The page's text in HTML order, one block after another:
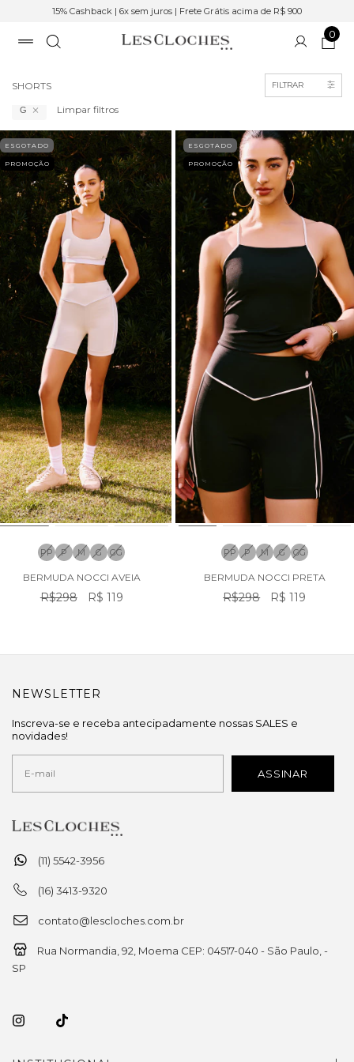
15% Cashback | 6x sem juros | Frete Grátis acima de R$ 900
0
Início >
SHORTS FILTRAR
G Limpar filtros
ESGOTADO
PROMOÇÃO
PP P M G GG
BERMUDA NOCCI AVEIA
R$298 R$ 119
ESGOTADO
PROMOÇÃO
PP P M G GG
BERMUDA NOCCI PRETA
R$298 R$ 119
(11) 5542-3956
(16) 3413-9320
contato@lescloches.com.br
Rua Normandia, 92, Moema CEP: 04517-040 - São Paulo, -
SP
NEWSLETTER
Inscreva-se e receba antecipadamente nossas SALES e
novidades!